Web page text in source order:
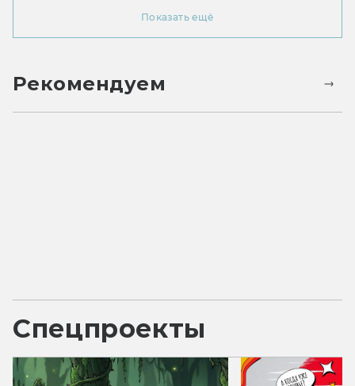
Показать ещё
Рекомендуем
Спецпроекты